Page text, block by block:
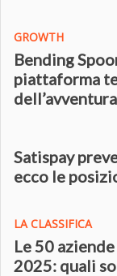
GROWTH
Bending
piattaforma
dell’avventura
Satispay
ecco le
LA CLASSIFICA
Le 50
2025: quali